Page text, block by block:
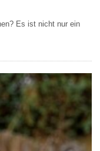
Es ist nicht nur ein